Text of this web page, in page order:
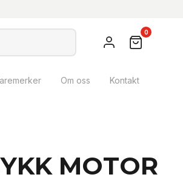
0
Om oss Kontakt
MOTOR